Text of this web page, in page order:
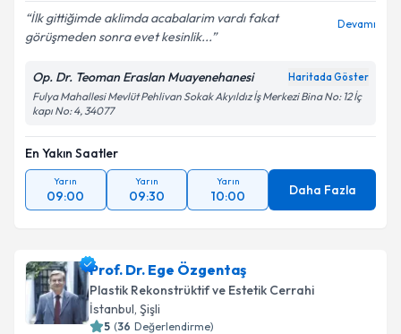
Metni'ni okudum ve kişisel verilerimin belirtilen
kapsamda işlenmesini kabul ediyorum.
İlk gittiğimde aklimda acabalarim vardı fakat
görüşmeden sonra evet kesinlik...
Devamı
Op. Dr. Teoman Eraslan Muayenehanesi Haritada Göster
Fulya Mahallesi Mevlüt Pehlivan Sokak Akyıldız İş Merkezi Bina No: 12 İç
kapı No: 4, 34077
En Yakın Saatler
Yarın
09:00
Yarın
09:30
Yarın
10:00 Daha Fazla
Prof. Dr. Ege Özgentaş
Plastik Rekonstrüktif ve Estetik Cerrahi
İstanbul, Şişli
5 (36 Değerlendirme)